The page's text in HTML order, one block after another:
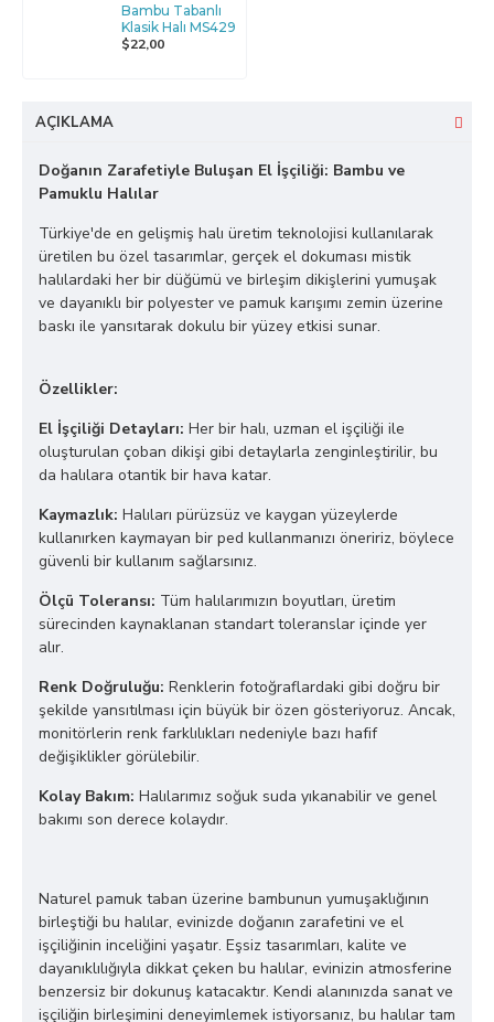
Bambu Tabanlı
Klasik Halı MS429
$22,00
AÇIKLAMA
Doğanın Zarafetiyle Buluşan El İşçiliği: Bambu ve
Pamuklu Halılar
Türkiye'de en gelişmiş halı üretim teknolojisi kullanılarak
üretilen bu özel tasarımlar, gerçek el dokuması mistik
halılardaki her bir düğümü ve birleşim dikişlerini yumuşak
ve dayanıklı bir polyester ve pamuk karışımı zemin üzerine
baskı ile yansıtarak dokulu bir yüzey etkisi sunar.
Özellikler:
El İşçiliği Detayları: Her bir halı, uzman el işçiliği ile
oluşturulan çoban dikişi gibi detaylarla zenginleştirilir, bu
da halılara otantik bir hava katar.
Kaymazlık: Halıları pürüzsüz ve kaygan yüzeylerde
kullanırken kaymayan bir ped kullanmanızı öneririz, böylece
güvenli bir kullanım sağlarsınız.
Ölçü Toleransı: Tüm halılarımızın boyutları, üretim
sürecinden kaynaklanan standart toleranslar içinde yer
alır.
Renk Doğruluğu: Renklerin fotoğraflardaki gibi doğru bir
şekilde yansıtılması için büyük bir özen gösteriyoruz. Ancak,
monitörlerin renk farklılıkları nedeniyle bazı hafif
değişiklikler görülebilir.
Kolay Bakım: Halılarımız soğuk suda yıkanabilir ve genel
bakımı son derece kolaydır.
Naturel pamuk taban üzerine bambunun yumuşaklığının
birleştiği bu halılar, evinizde doğanın zarafetini ve el
işçiliğinin inceliğini yaşatır. Eşsiz tasarımları, kalite ve
dayanıklılığıyla dikkat çeken bu halılar, evinizin atmosferine
benzersiz bir dokunuş katacaktır. Kendi alanınızda sanat ve
işçiliğin birleşimini deneyimlemek istiyorsanız, bu halılar tam